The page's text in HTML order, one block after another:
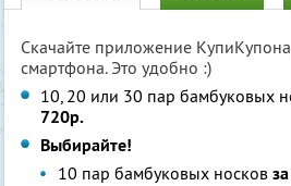
Скачайте приложение
смартфона. Это удобно :)
10, 20 или 30 пар бамбуковых
720р.
Выбирайте!
10 пар бамбуковых носков